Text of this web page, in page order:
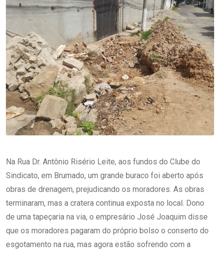
Na Rua Dr. Antônio Risério Leite, aos fundos do Clube do
Sindicato, em Brumado, um grande buraco foi aberto após
obras de drenagem, prejudicando os moradores. As obras
terminaram, mas a cratera continua exposta no local. Dono
de uma tapeçaria na via, o empresário José Joaquim disse
que os moradores pagaram do próprio bolso o conserto do
esgotamento na rua, mas agora estão sofrendo com a